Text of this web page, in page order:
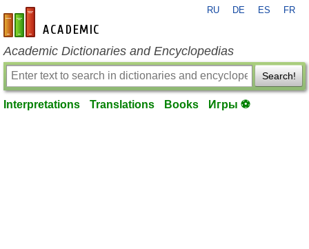
en-academic.com
RU DE ES FR
Academic Dictionaries and Encyclopedias
Search!
Interpretations Translations Books Игры ⚽